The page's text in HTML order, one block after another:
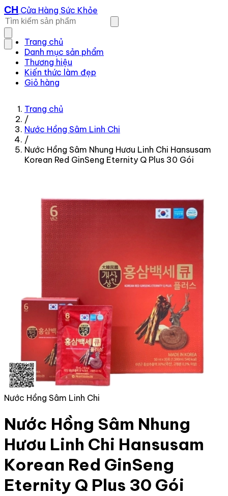
CH Cửa Hàng Sức Khỏe
Trang chủ
Danh mục sản phẩm
Thương hiệu
Kiến thức làm đẹp
Giỏ hàng
Trang chủ
/
Nước Hồng Sâm Linh Chi
/
Nước Hồng Sâm Nhung Hươu Linh Chi Hansusam
Korean Red GinSeng Eternity Q Plus 30 Gói
Nước Hồng Sâm Linh Chi
Nước Hồng Sâm Nhung
Hươu Linh Chi Hansusam
Korean Red GinSeng
Eternity Q Plus 30 Gói